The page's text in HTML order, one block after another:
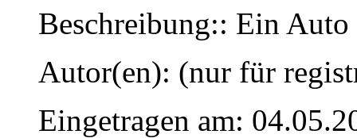
Beschreibung:: Ein
Autor(en): (nur für
Eingetragen am: